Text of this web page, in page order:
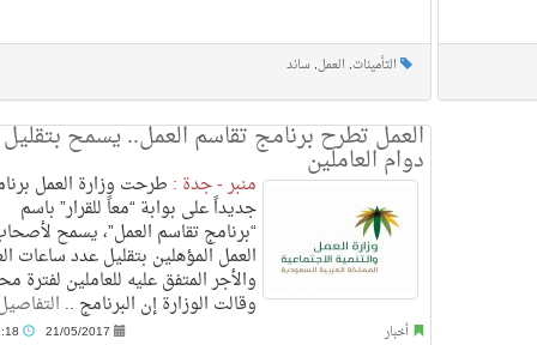
التأمينات, العمل, ساند
العمل تطرح برنامج تقاسم العمل.. يسمح بتقليل
دوام العاملين
منبر - جدة : طرحت وزارة العمل
جديداً على بوابة “معاً للقرار” باسم
“برنامج تقاسم العمل”، يسمح
العمل المؤهلين بتقليل عدد ساعات
والأجر المتفق عليه للعاملين لفترة
وقالت الوزارة إن البرنامج ..
أخبار 21/05/2017